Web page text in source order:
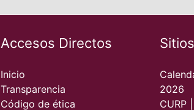
Accesos Directos
Inicio
Transparencia
Código de ética
2026
CURP